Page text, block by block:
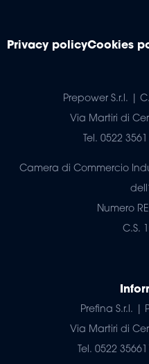
Prefina S.r.l. |
Via Martiri di
Tel. 0522
Prepower S.r.l. |
Via Martiri di
Tel. 0522
Camera di Commercio
Numero
C.S.
Privacy policyCookies